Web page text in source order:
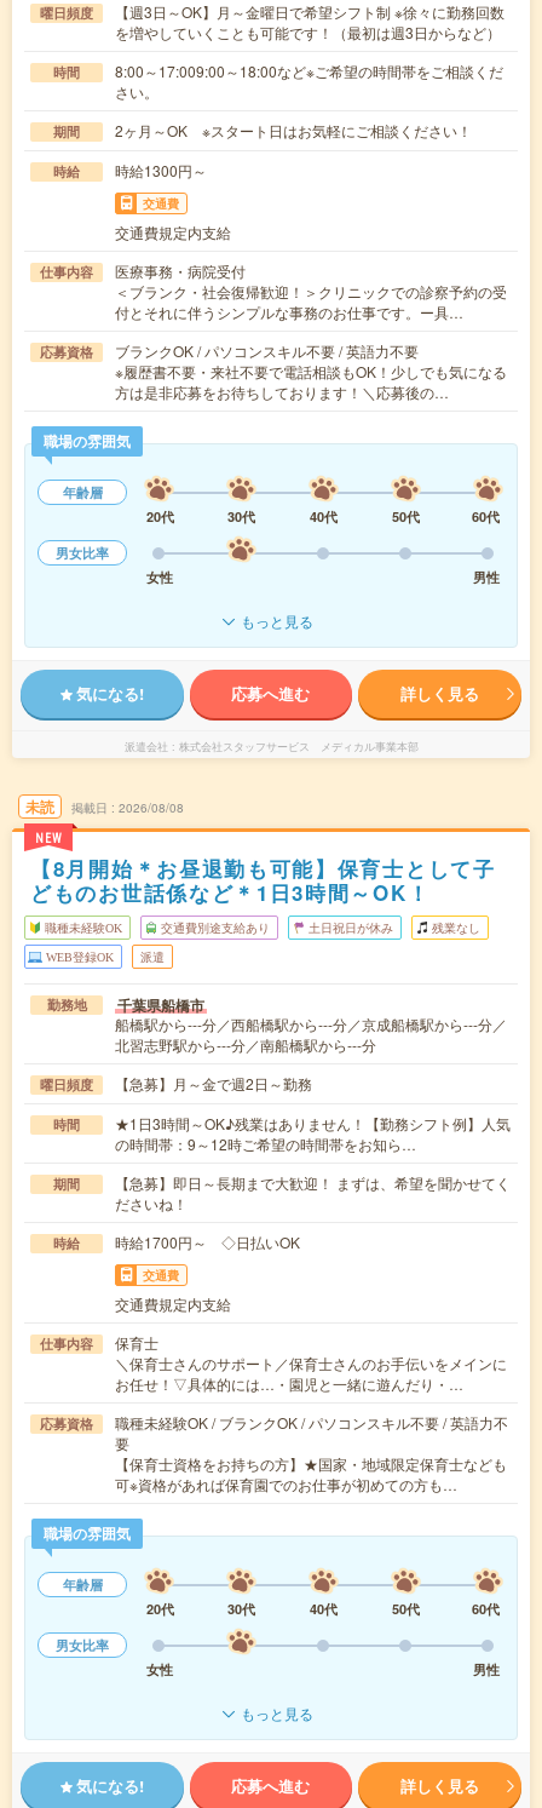
曜日頻度
【週3日～OK】月～金曜日で希望シフト制 ※徐々に勤務回数
を増やしていくことも可能です！（最初は週3日からなど）
時間
8:00～17:009:00～18:00など※ご希望の時間帯をご相談くだ
さい。
期間 2ヶ月～OK ※スタート日はお気軽にご相談ください！
時給 時給1300円～
交通費
交通費規定内支給
仕事内容
医療事務・病院受付
＜ブランク・社会復帰歓迎！＞クリニックでの診察予約の受
付とそれに伴うシンプルな事務のお仕事です。ー具…
応募資格
ブランクOK / パソコンスキル不要 / 英語力不要
※履歴書不要・来社不要で電話相談もOK！少しでも気になる
方は是非応募をお待ちしております！＼応募後の…
職場の雰囲気
年齢層
20代
30代 40代 50代
60代
男女比率
女性
男性
もっと見る
気になる! 応募へ進む 詳しく見る
派遣会社 株式会社スタッフサービス メディカル事業本部
未読
NEW
掲載日 2026/08/08
【8月開始＊お昼退勤も可能】保育士として子
どものお世話係など＊1日3時間～OK！
職種未経験OK 交通費別途支給あり 土日祝日が休み 残業なし
WEB登録OK 派遣
勤務地 千葉県船橋市
船橋駅から---分／西船橋駅から---分／京成船橋駅から---分／
北習志野駅から---分／南船橋駅から---分
曜日頻度 【急募】月～金で週2日～勤務
時間
★1日3時間～OK♪残業はありません！【勤務シフト例】人気
の時間帯：9～12時ご希望の時間帯をお知ら…
期間
【急募】即日～長期まで大歓迎！ まずは、希望を聞かせてく
ださいね！
時給 時給1700円～ ◇日払いOK
交通費
交通費規定内支給
仕事内容
保育士
＼保育士さんのサポート／保育士さんのお手伝いをメインに
お任せ！▽具体的には…・園児と一緒に遊んだり・…
応募資格
職種未経験OK / ブランクOK / パソコンスキル不要 / 英語力不
要
【保育士資格をお持ちの方】★国家・地域限定保育士なども
可※資格があれば保育園でのお仕事が初めての方も…
職場の雰囲気
年齢層
20代
30代 40代 50代
60代
男女比率
女性
男性
もっと見る
気になる! 応募へ進む 詳しく見る